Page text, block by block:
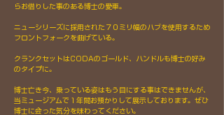
らお借りした事のある博士の愛車。
ニューシリーズに採用された７０ミリ幅のハブを使用するため
フロントフォークを曲げている。
クランクセットはCODAのゴールド、ハンドルも博士の好み
のタイプに。
博士亡き今、乗っている姿はもう目にする事はできませんが、
当ミュージアムで１年間お預かりして展示しております。 ぜひ
博士に会った気分を味わってください。